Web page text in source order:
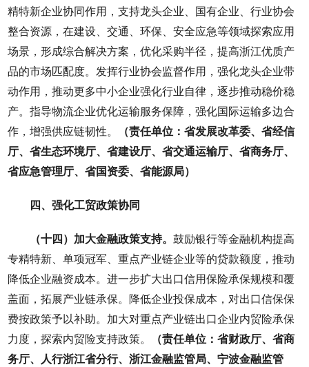
精特新企业协同作用，支持龙头企业、国有企业、行业协会
整合资源，在建设、交通、环保、安全应急等领域探索应用
场景，形成综合解决方案，优化采购半径，提高浙江优质产
品的市场匹配度。发挥行业协会监督作用，强化龙头企业带
动作用，推动更多中小企业强化行业自律，逐步推动稳价稳
产。指导物流企业优化运输服务保障，强化国际运输多边合
作，增强供应链韧性。
（责任单位：省发展改革委、省经信
厅、省生态环境厅、省建设厅、省交通运输厅、省商务厅、
省应急管理厅、省国资委、省能源局）
四、强化工贸政策协同
（十四）加大金融政策支持。鼓励银行等金融机构提高
专精特新、单项冠军、重点产业链企业等的贷款额度，推动
降低企业融资成本。进一步扩大出口信用保险承保规模和覆
盖面，拓展产业链承保。降低企业投保成本，对出口信保保
费按政策予以补助。加大对重点产业链出口企业内贸险承保
力度，探索内贸险支持政策。
（责任单位：省财政厅、省商
务厅、人行浙江省分行、浙江金融监管局、宁波金融监管